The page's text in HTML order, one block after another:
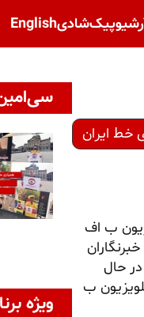
پیک‌شادیEnglish
خط ایران
ب اف
حال
ب
ویژه